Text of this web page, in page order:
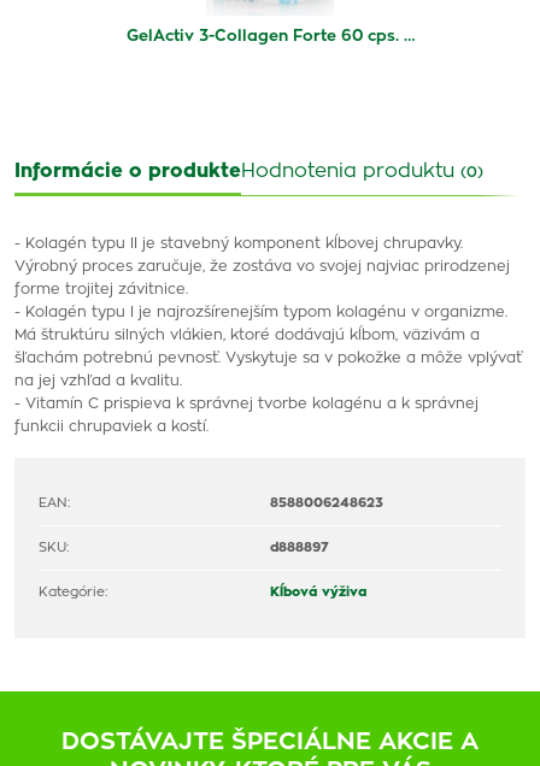
GelActiv 3-Collagen Forte 60 cps. …
Informácie o produkteHodnotenia produktu (0)
- Kolagén typu II je stavebný komponent kĺbovej chrupavky.
Výrobný proces zaručuje, že zostáva vo svojej najviac prirodzenej
forme trojitej závitnice.
- Kolagén typu I je najrozšírenejším typom kolagénu v organizme.
Má štruktúru silných vlákien, ktoré dodávajú kĺbom, väzivám a
šľachám potrebnú pevnosť. Vyskytuje sa v pokožke a môže vplývať
na jej vzhľad a kvalitu.
- Vitamín C prispieva k správnej tvorbe kolagénu a k správnej
funkcii chrupaviek a kostí.
EAN: 8588006248623
SKU: d888897
Kategórie: Kĺbová výživa
DOSTÁVAJTE ŠPECIÁLNE AKCIE A